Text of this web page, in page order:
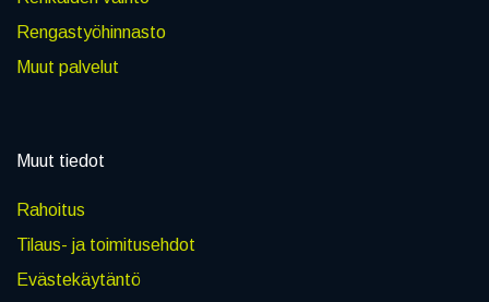
Rengastyöhinnasto
Muut palvelut
Muut tiedot
Rahoitus
Tilaus- ja toimitusehdot
Evästekäytäntö